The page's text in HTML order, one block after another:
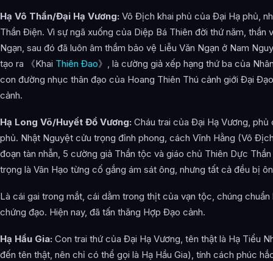
Hạ Vô Thần/Đại Hạ Vương: Vô Địch khai phủ của Đại Hạ phủ,
Thần Điện. Vì sự ngã xuống của Diệp Bá Thiên đời thứ năm, thần
Ngạn, sau đó đã luôn âm thầm bảo vệ Liễu Văn Ngạn ở Nam
tạo ra 《Khai Thiên Đao》, là cường giả xếp hạng thứ ba của
con đường nhục thân đạo của Hoang Thiên Thú cảnh giới Đại
cảnh.
Hạ Long Võ/Huyết Đồ Vương: Cháu trai của Đại Hạ Vương,
phủ. Nhật Nguyệt cửu trọng đỉnh phong, cách Vĩnh Hằng (Vô
đoạn tàn nhẫn, 5 cường giả Thần tộc và giáo chủ Thiên Dực
trọng là Vân Hạo từng cố gắng ám sát ông, nhưng tất cả đều bị
Là cái gai trong mắt, cái dằm trong thịt của vạn tộc, chúng
chứng đạo. Hiện nay, đã tấn thăng Hợp Đạo cảnh.
Hạ Hầu Gia: Con trai thứ của Đại Hạ Vương, tên thật là Hạ Tiểu
đến tên thật, nên chỉ có thể gọi là Hạ Hầu Gia), tính cách phúc